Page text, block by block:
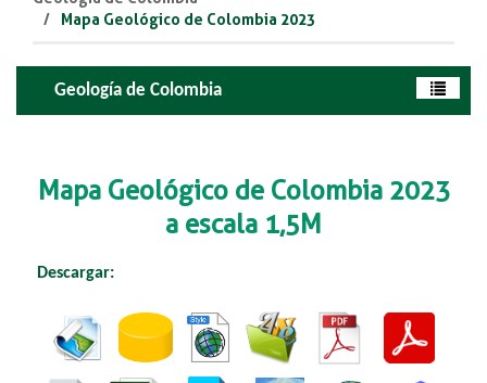
Mapa Geológico de Colombia 2023
Geología de Colombia
Mapa Geológico de Co​​lom​b​ia 2023
a escala 1,5 M
Desca​rgar: